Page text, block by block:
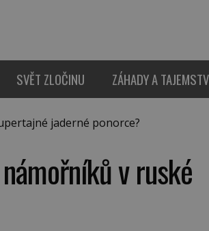
SVĚT ZLOČINU ZÁHADY A
jaderné ponorce?
v ruské